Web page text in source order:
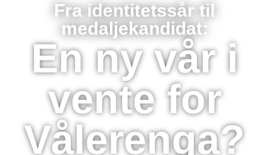
Fra identitetssår til
medaljekandidat:
En ny vår i
vente for
Vålerenga?